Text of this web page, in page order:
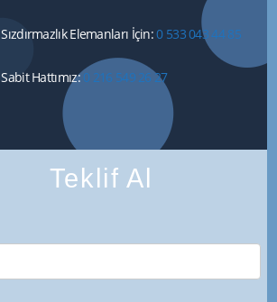
Sızdırmazlık Elemanları İçin:0 533 043 44 85
Sabit Hattımız:0 216 549 26 27
Teklif Al